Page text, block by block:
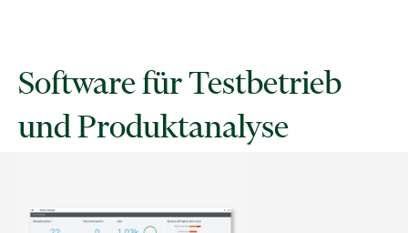
Software für Testbetrieb
und Produktanalyse